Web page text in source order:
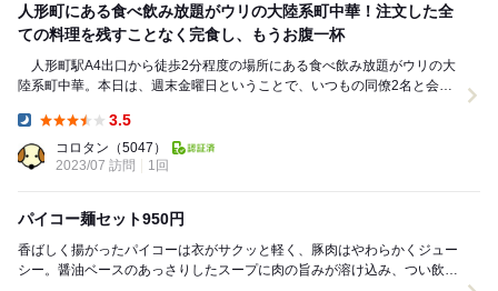
人形町にある食べ飲み放題がウリの大陸系町中華！注文した全
ての料理を残すことなく完食し、もうお腹一杯
人形町駅A4出口から徒歩2分程度の場所にある食べ飲み放題がウリの大
陸系町中華。本日は、週末金曜日ということで、いつもの同僚2名と会社
3.5
コロタン （5047）
2023/07 訪問
1回
パイコー麺セット950円
香ばしく揚がったパイコーは衣がサクッと軽く、豚肉はやわらかくジュー
シー。醤油ベースのあっさりしたスープに肉の旨みが溶け込み、つい飲み